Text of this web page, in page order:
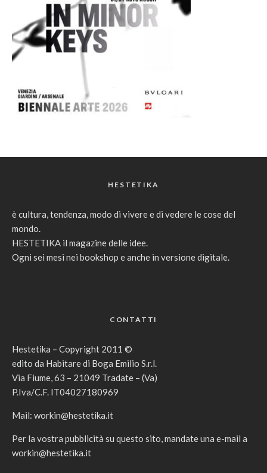
HESTETIKA
è cultura, tendenza, modo di vivere e di vedere le cose del
mondo.
HESTETIKA il magazine delle idee.
Ogni sei mesi nei bookshop e anche in versione digitale.
CONTATTI
Hestetika – Copyright 2011 ©
edito da Habitare di Boga Emilio S.r.l.
Via Fiume, 63 – 21049 Tradate – (Va)
P.Iva/C.F. IT04027180969
Mail: workin@hestetika.it
Per la vostra pubblicità su questo sito, mandate una e-mail a
workin@hestetika.it